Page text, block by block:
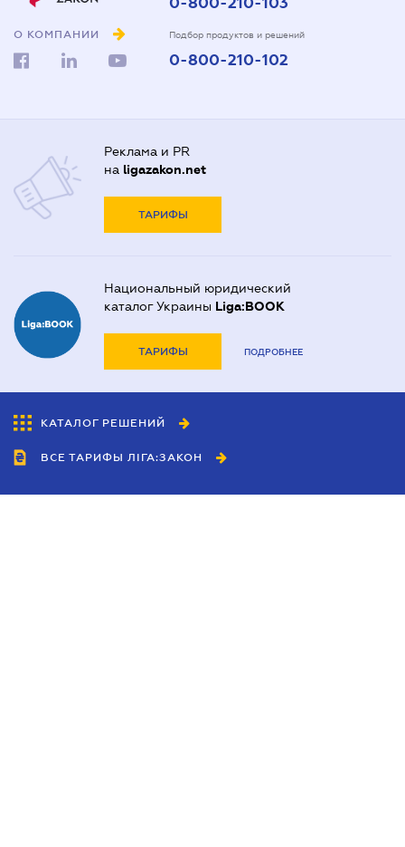
О КОМПАНИИ Подбор продуктов и решений
0-800-210-102
Реклама и PR
на ligazakon.net
ТАРИФЫ
Национальный юридический
каталог Украины Liga:BOOK
ТАРИФЫ ПОДРОБНЕЕ
КАТАЛОГ РЕШЕНИЙ
ВСЕ ТАРИФЫ ЛІГА:ЗАКОН